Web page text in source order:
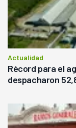
Actualidad
Récord para el
despacharon